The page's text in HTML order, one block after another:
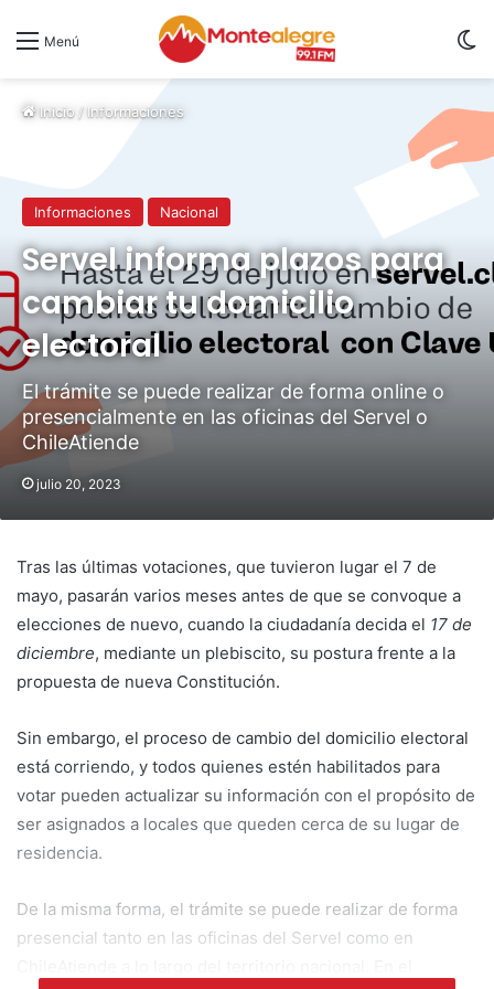
Menú
Inicio/Informaciones
Informaciones Nacional
Servel informa plazos para
cambiar tu domicilio
electoral
El trámite se puede realizar de forma online o
presencialmente en las oficinas del Servel o
ChileAtiende
julio 20, 2023
Tras las últimas votaciones, que tuvieron lugar el 7 de
mayo, pasarán varios meses antes de que se convoque a
elecciones de nuevo, cuando la ciudadanía decida el 17 de
diciembre, mediante un plebiscito, su postura frente a la
propuesta de nueva Constitución.
Sin embargo, el proceso de cambio del domicilio electoral
está corriendo, y todos quienes estén habilitados para
votar pueden actualizar su información con el propósito de
ser asignados a locales que queden cerca de su lugar de
residencia.
De la misma forma, el trámite se puede realizar de forma
presencial tanto en las oficinas del Servel como en